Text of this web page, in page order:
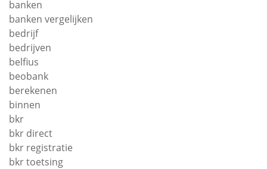
banken
banken vergelijken
bedrijf
bedrijven
belfius
beobank
berekenen
binnen
bkr
bkr direct
bkr registratie
bkr toetsing